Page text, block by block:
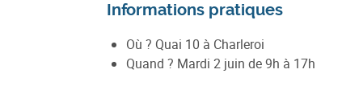
Informations pratiques
Où ? Quai 10 à Charleroi
Quand ? Mardi 2 juin de 9h à 17h